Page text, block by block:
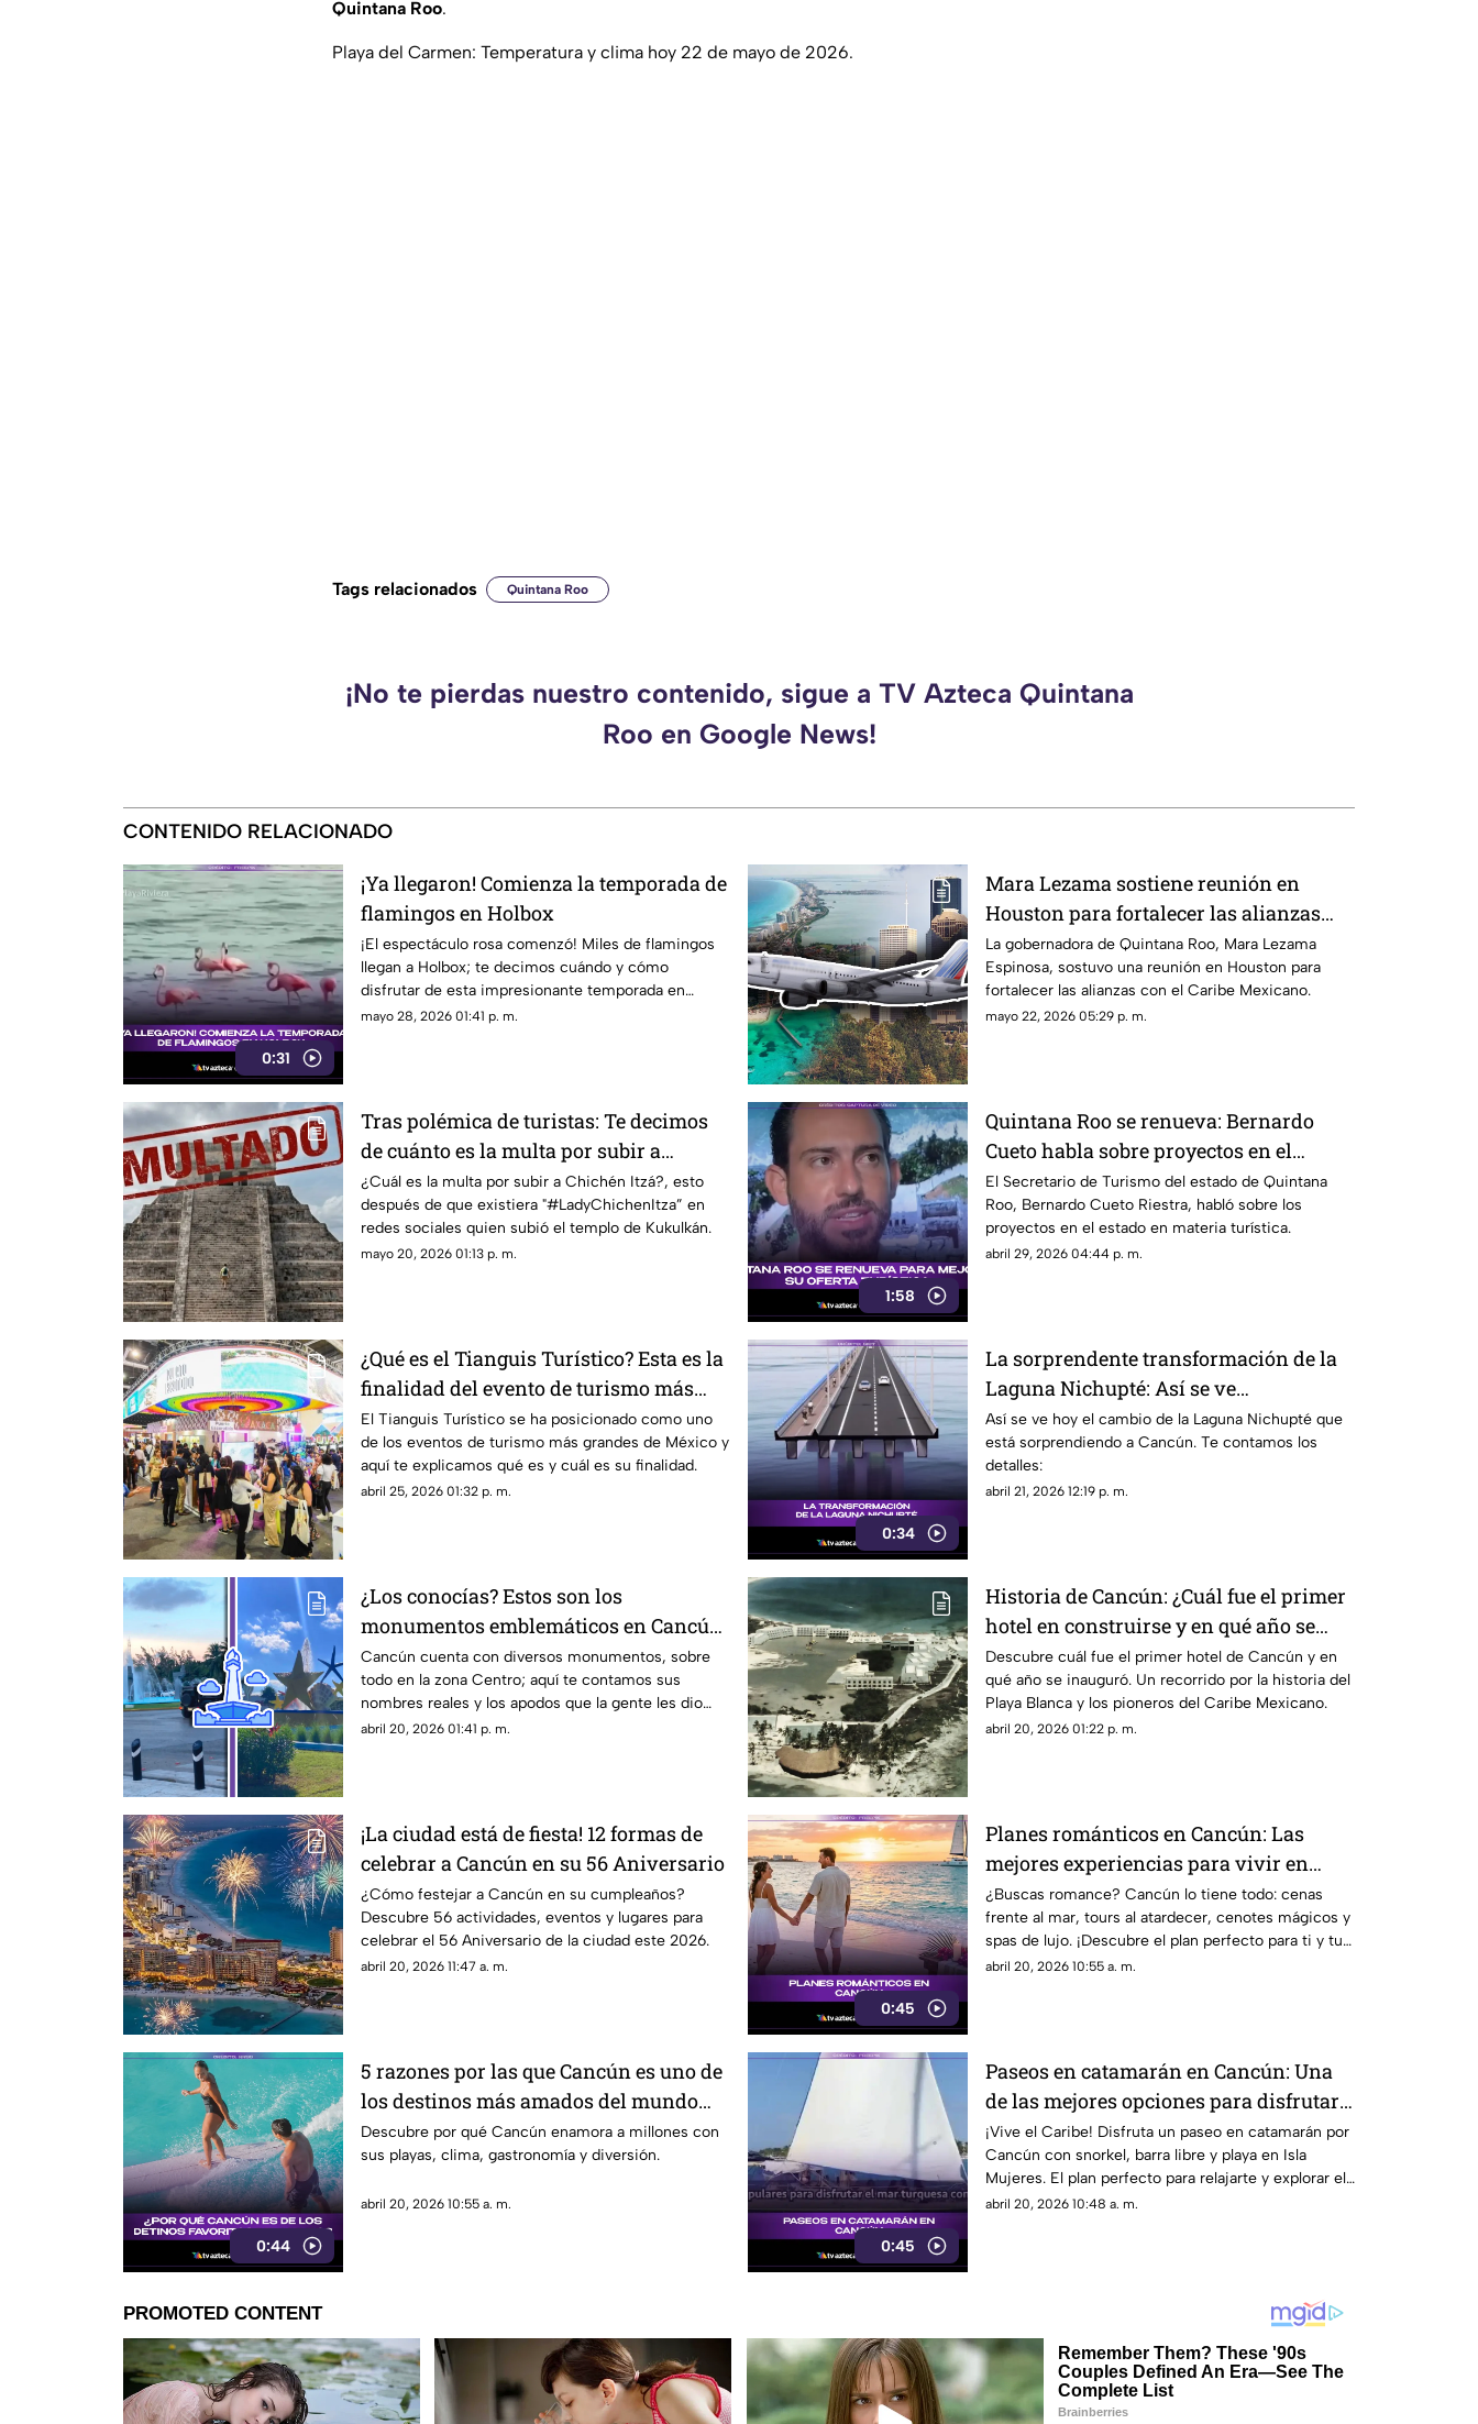
Quintana Roo.
Playa del Carmen: Temperatura y clima hoy 22 de mayo de 2026.
Tags relacionados Quintana Roo
¡No te pierdas nuestro contenido, sigue a TV Azteca Quintana
Roo en Google News!
CONTENIDO RELACIONADO
0:31
¡Ya llegaron! Comienza la temporada de
flamingos en Holbox
¡El espectáculo rosa comenzó! Miles de flamingos
llegan a Holbox; te decimos cuándo y cómo
disfrutar de esta impresionante temporada en
Quintana Roo.
mayo 28, 2026 01:41 p. m.
Mara Lezama sostiene reunión en
Houston para fortalecer las alianzas
con el Caribe Mexicano
La gobernadora de Quintana Roo, Mara Lezama
Espinosa, sostuvo una reunión en Houston para
fortalecer las alianzas con el Caribe Mexicano.
mayo 22, 2026 05:29 p. m.
Tras polémica de turistas: Te decimos
de cuánto es la multa por subir a
Chichén Itzá
¿Cuál es la multa por subir a Chichén Itzá?, esto
después de que existiera "#LadyChichenItza” en
redes sociales quien subió el templo de Kukulkán.
mayo 20, 2026 01:13 p. m.
1:58
Quintana Roo se renueva: Bernardo
Cueto habla sobre proyectos en el
estado para 2026
El Secretario de Turismo del estado de Quintana
Roo, Bernardo Cueto Riestra, habló sobre los
proyectos en el estado en materia turística.
abril 29, 2026 04:44 p. m.
¿Qué es el Tianguis Turístico? Esta es la
finalidad del evento de turismo más
grande de México
El Tianguis Turístico se ha posicionado como uno
de los eventos de turismo más grandes de México y
aquí te explicamos qué es y cuál es su finalidad.
abril 25, 2026 01:32 p. m.
0:34
La sorprendente transformación de la
Laguna Nichupté: Así se ve
actualmente
Así se ve hoy el cambio de la Laguna Nichupté que
está sorprendiendo a Cancún. Te contamos los
detalles:
abril 21, 2026 12:19 p. m.
¿Los conocías? Estos son los
monumentos emblemáticos en Cancún:
Checa sus apodos y nombres reales
Cancún cuenta con diversos monumentos, sobre
todo en la zona Centro; aquí te contamos sus
nombres reales y los apodos que la gente les dio
con los años
abril 20, 2026 01:41 p. m.
Historia de Cancún: ¿Cuál fue el primer
hotel en construirse y en qué año se
inauguró?
Descubre cuál fue el primer hotel de Cancún y en
qué año se inauguró. Un recorrido por la historia del
Playa Blanca y los pioneros del Caribe Mexicano.
abril 20, 2026 01:22 p. m.
¡La ciudad está de fiesta! 12 formas de
celebrar a Cancún en su 56 Aniversario
¿Cómo festejar a Cancún en su cumpleaños?
Descubre 56 actividades, eventos y lugares para
celebrar el 56 Aniversario de la ciudad este 2026.
abril 20, 2026 11:47 a. m.
0:45
Planes románticos en Cancún: Las
mejores experiencias para vivir en
pareja este 2026
¿Buscas romance? Cancún lo tiene todo: cenas
frente al mar, tours al atardecer, cenotes mágicos y
spas de lujo. ¡Descubre el plan perfecto para ti y tu
pareja!
abril 20, 2026 10:55 a. m.
0:44
5 razones por las que Cancún es uno de
los destinos más amados del mundo
por turistas
Descubre por qué Cancún enamora a millones con
sus playas, clima, gastronomía y diversión.
abril 20, 2026 10:55 a. m.
0:45
Paseos en catamarán en Cancún: Una
de las mejores opciones para disfrutar
del Caribe Mexicano
¡Vive el Caribe! Disfruta un paseo en catamarán por
Cancún con snorkel, barra libre y playa en Isla
Mujeres. El plan perfecto para relajarte y explorar el
mar.
abril 20, 2026 10:48 a. m.